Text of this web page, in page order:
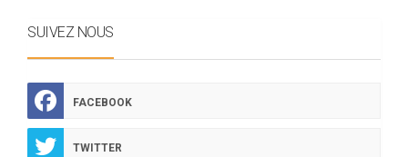
SUIVEZ NOUS
FACEBOOK
TWITTER